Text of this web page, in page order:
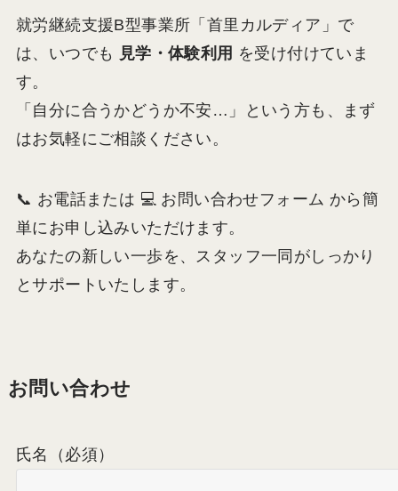
就労継続支援B型事業所「首里カルディア」で
は、いつでも 見学・体験利用 を受け付けていま
す。
「自分に合うかどうか不安…」という方も、まず
はお気軽にご相談ください。
📞 お電話または 💻 お問い合わせフォーム から簡
単にお申し込みいただけます。
あなたの新しい一歩を、スタッフ一同がしっかり
とサポートいたします。
お問い合わせ
氏名 （必須）